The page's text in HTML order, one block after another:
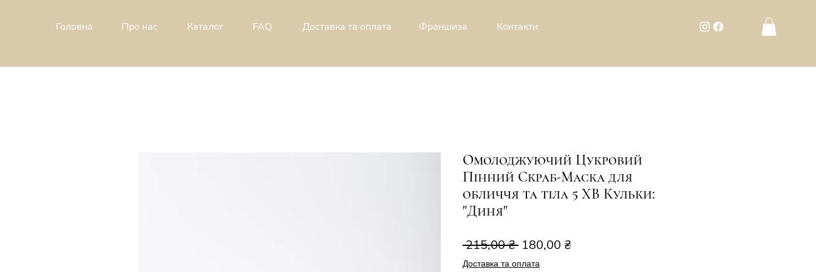
Головна Про нас Каталог FAQ Доставка та оплата Франшиза Контакти
Омолоджуючий Цукровий
Пінний Скраб-Маска для
обличчя та тіла 5 ХВ Кульки:
"Диня"
215,00 ₴ Звичайна
ціна
180,00 ₴
Доставка та оплата